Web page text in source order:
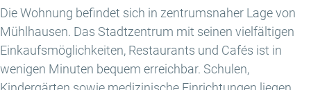
Die Wohnung befindet sich in zentrumsnaher Lage von
Mühlhausen. Das Stadtzentrum mit seinen vielfältigen
Einkaufsmöglichkeiten, Restaurants und Cafés ist in
wenigen Minuten bequem erreichbar. Schulen,